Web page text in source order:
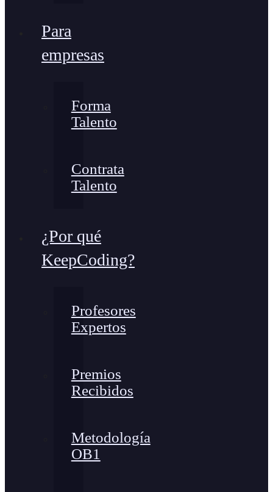
Para
empresas
Forma
Talento
Contrata
Talento
¿Por qué
KeepCoding?
Profesores
Expertos
Premios
Recibidos
Metodología
OB1